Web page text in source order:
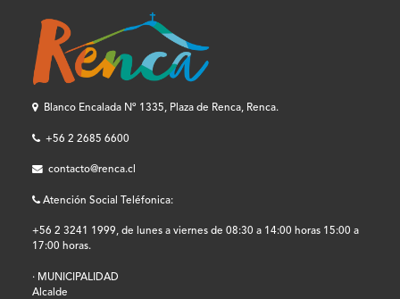
Blanco Encalada Nº 1335, Plaza de Renca, Renca.
+56 2 2685 6600
contacto@renca.cl
Atención Social Teléfonica:
+56 2 3241 1999, de lunes a viernes de 08:30 a 14:00 horas 15:00 a
17:00 horas.
· MUNICIPALIDAD
Alcalde